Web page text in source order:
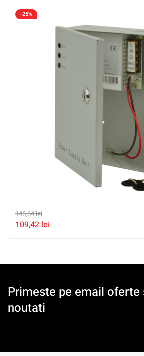
-25%
146,64lei
109,42 lei
Primeste pe email
noutati